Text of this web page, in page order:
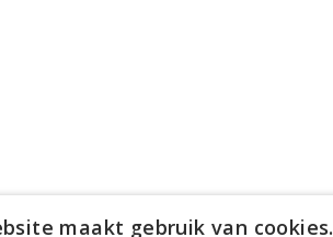
maakt gebruik van cookies.